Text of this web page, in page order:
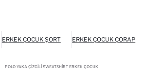
ERKEK ÇOCUK ŞORT ERKEK ÇOCUK ÇORAP
POLO YAKA ÇIZGILI SWEATSHIRT ERKEK ÇOCUK